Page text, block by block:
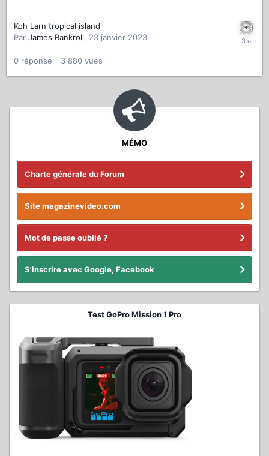
Koh Larn tropical island
Par James Bankroll, 23 janvier 2023
0 réponse 3 880 vues
MÉMO
Charte générale du Forum
Site magazinevideo.com
Mot de passe oublié ?
S'inscrire avec Google, Facebook
Test GoPro Mission 1 Pro